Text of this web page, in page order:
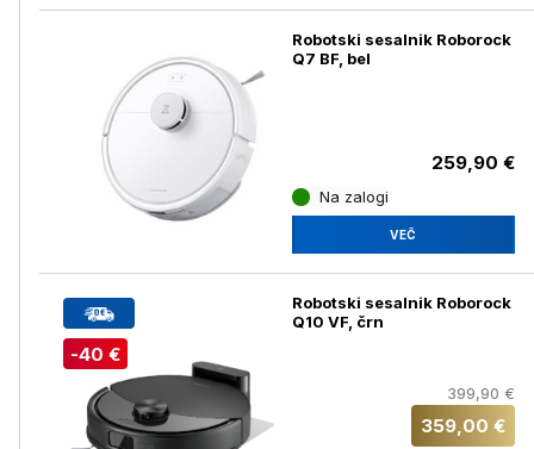
Robotski sesalnik Roborock
Q7 BF, bel
259,90 €
Na zalogi
VEČ
-40 €
Robotski sesalnik Roborock
Q10 VF, črn
399,90 €
359,00 €